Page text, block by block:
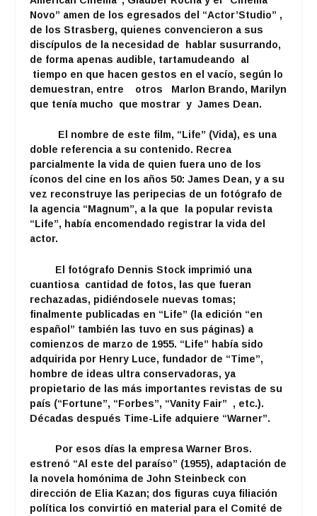
Novo” amen de los egresados del “Actor’Studio” ,
de los Strasberg, quienes convencieron a sus
discípulos de la necesidad de hablar susurrando,
de forma apenas audible, tartamudeando al
tiempo en que hacen gestos en el vacío, según lo
demuestran, entre otros Marlon Brando, Marilyn
que tenía mucho que mostrar y James Dean.
El nombre de este film, “Life” (Vida), es una
doble referencia a su contenido. Recrea
parcialmente la vida de quien fuera uno de los
íconos del cine en los años 50: James Dean, y a su
vez reconstruye las peripecias de un fotógrafo de
la agencia “Magnum”, a la que la popular revista
“Life”, había encomendado registrar la vida del
actor.
El fotógrafo Dennis Stock imprimió una
cuantiosa cantidad de fotos, las que fueran
rechazadas, pidiéndosele nuevas tomas;
finalmente publicadas en “Life” (la edición “en
español” también las tuvo en sus páginas) a
comienzos de marzo de 1955. “Life” había sido
adquirida por Henry Luce, fundador de “Time”,
hombre de ideas ultra conservadoras, ya
propietario de las más importantes revistas de su
país (“Fortune”, “Forbes”, “Vanity Fair” , etc.).
Décadas después Time-Life adquiere “Warner”.
Por esos días la empresa Warner Bros.
estrenó “Al este del paraíso” (1955), adaptación de
la novela homónima de John Steinbeck con
dirección de Elia Kazan; dos figuras cuya filiación
política los convirtió en material para el Comité de